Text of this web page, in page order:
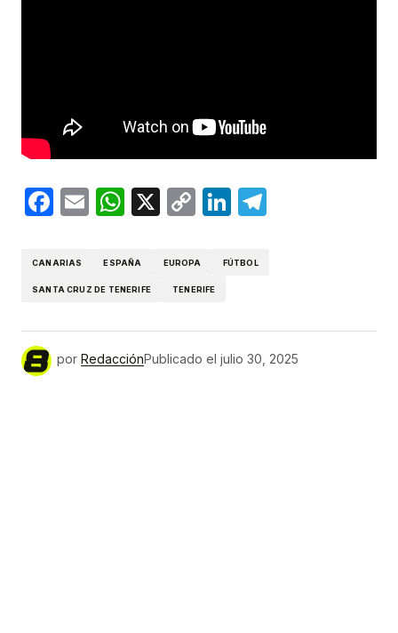
Facebook
EmailWhatsApp
X
CopyLinkedIn
CANARIAS ESPAÑA EUROPA FÚTBOL
SANTA CRUZ DE TENERIFE TENERIFE
por RedacciónPublicado el julio 30, 2025